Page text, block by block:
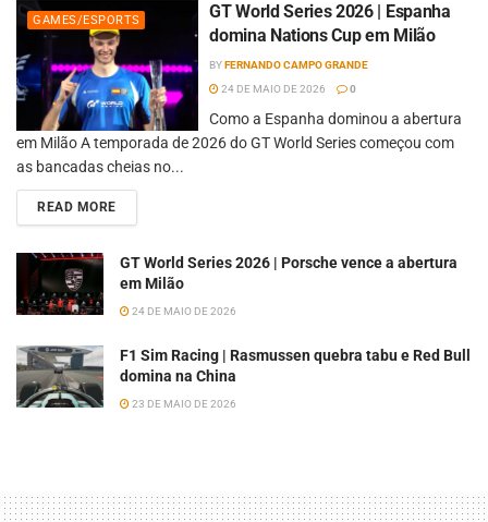
GAMES/ESPORTS
GT World Series 2026 | Espanha
domina Nations Cup em Milão
BYFERNANDO CAMPO GRANDE
24 DE MAIO DE 2026
0
Como a Espanha dominou a abertura
em Milão A temporada de 2026 do GT World Series começou com
as bancadas cheias no...
READ MORE
GT World Series 2026 | Porsche vence a abertura
em Milão
24 DE MAIO DE 2026
F1 Sim Racing | Rasmussen quebra tabu e Red Bull
domina na China
23 DE MAIO DE 2026